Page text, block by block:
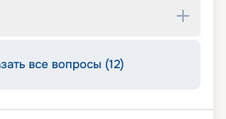
все вопросы (12)